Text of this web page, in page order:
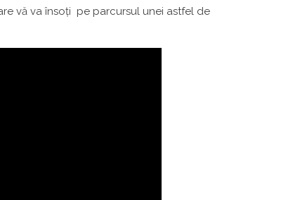
vă va însoți pe parcursul unei astfel de